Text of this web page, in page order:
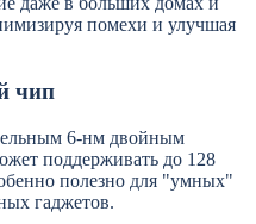
помехи и улучшая
чип
6-нм двойным
поддерживать до 128
полезно для "умных"
гаджетов.